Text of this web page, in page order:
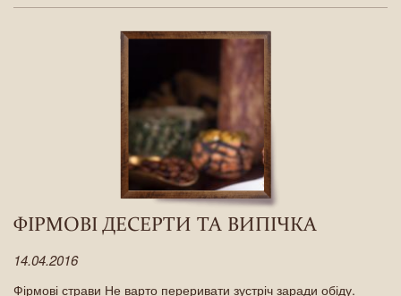
ФІРМОВІ ДЕСЕРТИ ТА ВИПІЧКА
14.04.2016
Фірмові страви Не варто переривати зустріч заради обіду.